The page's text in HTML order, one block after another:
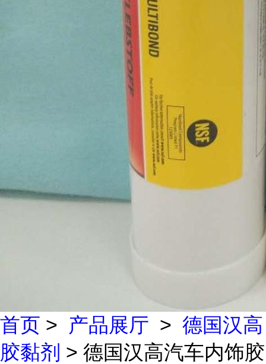
首页 > 产品展厅 > 德国汉高
胶黏剂 > 德国汉高汽车内饰胶